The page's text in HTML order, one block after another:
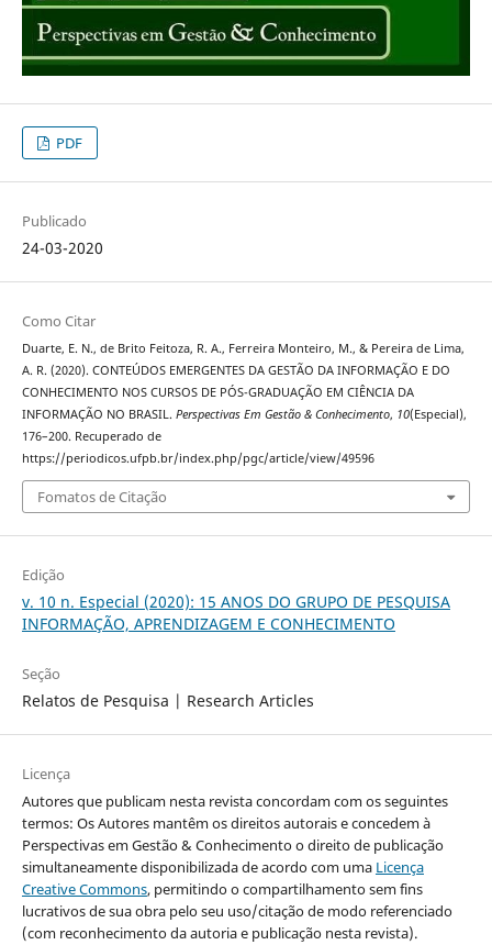
PDF
Publicado
24-03-2020
Como Citar
Duarte, E. N., de Brito Feitoza, R. A., Ferreira Monteiro, M., & Pereira de Lima,
A. R. (2020). CONTEÚDOS EMERGENTES DA GESTÃO DA INFORMAÇÃO E DO
CONHECIMENTO NOS CURSOS DE PÓS-GRADUAÇÃO EM CIÊNCIA DA
INFORMAÇÃO NO BRASIL. Perspectivas Em Gestão & Conhecimento, 10(Especial),
176–200. Recuperado de
https://periodicos.ufpb.br/index.php/pgc/article/view/49596
Fomatos de Citação
Edição
v. 10 n. Especial (2020): 15 ANOS DO GRUPO DE PESQUISA
INFORMAÇÃO, APRENDIZAGEM E CONHECIMENTO
Seção
Relatos de Pesquisa | Research Articles
Licença
Autores que publicam nesta revista concordam com os seguintes
termos: Os Autores mantêm os direitos autorais e concedem à
Perspectivas em Gestão & Conhecimento o direito de publicação
simultaneamente disponibilizada de acordo com uma Licença
Creative Commons, permitindo o compartilhamento sem fins
lucrativos de sua obra pelo seu uso/citação de modo referenciado
(com reconhecimento da autoria e publicação nesta revista).